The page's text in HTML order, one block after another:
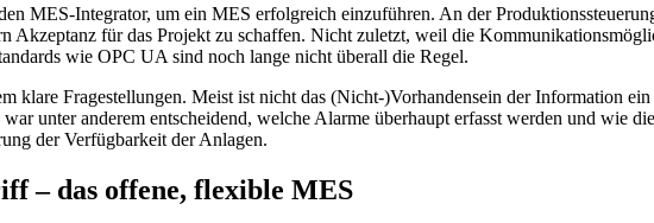
MES-Integrator, um ein MES erfolgreich einzuführen. An der
für das Projekt zu schaffen. Nicht zuletzt, weil die
wie OPC UA sind noch lange nicht überall die Regel.
klare Fragestellungen. Meist ist nicht das (Nicht-)Vorhandensein der Information
unter anderem entscheidend, welche Alarme überhaupt erfasst werden und wie
der Verfügbarkeit der Anlagen.
– das offene, flexible MES